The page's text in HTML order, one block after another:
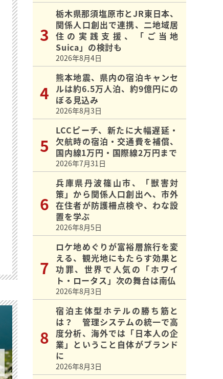
栃木県那須塩原市とJR東日本、
関係人口創出で連携、二地域居
住の実践支援、「ご当地
Suica」の検討も
2026年8月4日
熊本地震、県内の宿泊キャンセ
ルは約6.5万人泊、約9億円にの
ぼる見込み
2026年8月3日
LCCピーチ、新たに大幅遅延・
欠航時の宿泊・交通費を補償、
国内線1万円・国際線2万円まで
2026年7月31日
兵庫県丹波篠山市、「獣害対
策」から関係人口創出へ、市外
在住者が防護柵点検や、わな設
置を学ぶ
2026年8月5日
ロケ地めぐりが富裕層旅行を変
える、観光地にもたらす効果と
功罪、世界で人気の「ホワイ
ト・ロータス」次の舞台は南仏
2026年8月3日
宿泊主体型ホテルの勝ち筋と
は？ 管理システムの統一で高
度分析、海外では「日本人の企
業」ということ自体がブランド
に
2026年8月3日